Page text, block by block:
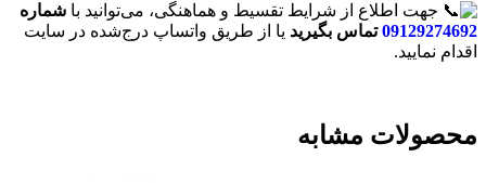
جهت اطلاع از شرایط تقسیط و هماهنگی، می‌توانید با شماره
09129274692تماس بگیرید یا از طریق واتساپ درج‌شده در سایت
اقدام نمایید.
محصولات مشابه